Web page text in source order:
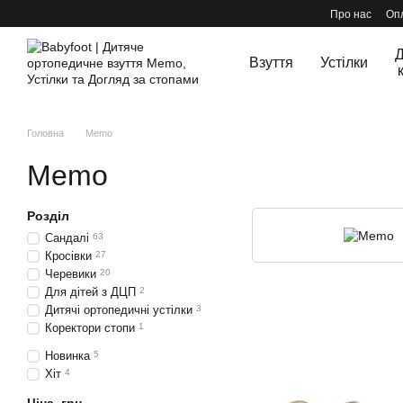
Про нас
Взуття Устілки
Головна Memo
Memo
Розділ
Сандалі 63
Кросівки 27
Черевики 20
Для дітей з ДЦП 2
Дитячі ортопедичні устілки 3
Коректори стопи 1
Новинка 5
Хіт 4